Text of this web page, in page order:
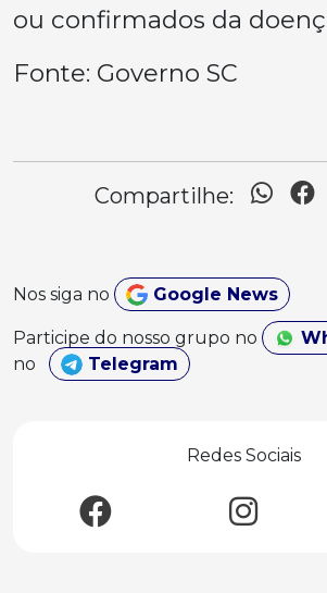
ou confirmados da
Fonte: Governo SC
Compartilhe:
Nos siga no Google News
Participe do nosso grupo no
no
Telegram
Redes Sociais